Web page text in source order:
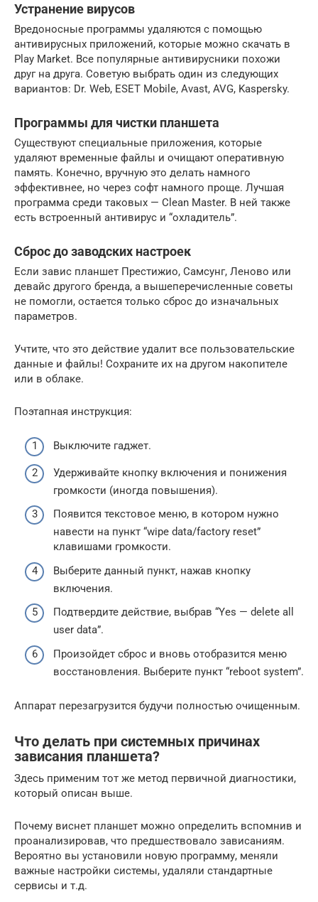
Устранение вирусов
Вредоносные программы удаляются с помощью
антивирусных приложений, которые можно скачать в
Play Market. Все популярные антивирусники похожи
друг на друга. Советую выбрать один из следующих
вариантов: Dr. Web, ESET Mobile, Avast, AVG, Kaspersky.
Программы для чистки планшета
Существуют специальные приложения, которые
удаляют временные файлы и очищают оперативную
память. Конечно, вручную это делать намного
эффективнее, но через софт намного проще. Лучшая
программа среди таковых — Clean Master. В ней также
есть встроенный антивирус и “охладитель”.
Сброс до заводских настроек
Если завис планшет Престижио, Самсунг, Леново или
девайс другого бренда, а вышеперечисленные советы
не помогли, остается только сброс до изначальных
параметров.
Учтите, что это действие удалит все пользовательские
данные и файлы! Сохраните их на другом накопителе
или в облаке.
Поэтапная инструкция:
Выключите гаджет.
Удерживайте кнопку включения и понижения
громкости (иногда повышения).
Появится текстовое меню, в котором нужно
навести на пункт “wipe data/factory reset”
клавишами громкости.
Выберите данный пункт, нажав кнопку
включения.
Подтвердите действие, выбрав “Yes — delete all
user data”.
Произойдет сброс и вновь отобразится меню
восстановления. Выберите пункт “reboot system”.
Аппарат перезагрузится будучи полностью очищенным.
Что делать при системных причинах
зависания планшета?
Здесь применим тот же метод первичной диагностики,
который описан выше.
Почему виснет планшет можно определить вспомнив и
проанализировав, что предшествовало зависаниям.
Вероятно вы установили новую программу, меняли
важные настройки системы, удаляли стандартные
сервисы и т.д.